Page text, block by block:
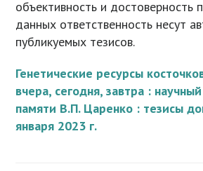
объективность и достоверность
данных ответственность несут
публикуемых тезисов.
Генетические ресурсы
вчера, сегодня, завтра :
памяти В.П. Царенко : тезисы
января 2023 г.